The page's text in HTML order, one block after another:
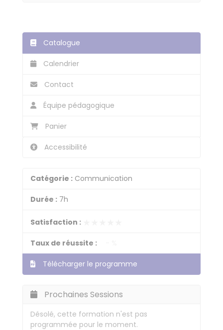
Catalogue
Calendrier
Contact
Équipe pédagogique
Panier
Accessibilité
Catégorie : Communication
Durée : 7h
Satisfaction :
Taux de réussite :
Télécharger le programme
Prochaines Sessions
Désolé, cette formation n'est pas
programmée pour le moment.